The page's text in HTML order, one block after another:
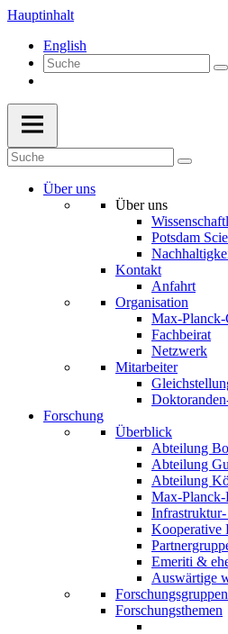
Hauptinhalt
English
Über uns
Über uns
Potsdam
Kontakt
Anfahrt
Organisation
Max-Planck-
Fachbeirat
Netzwerk
Mitarbeiter
Forschung
Überblick
Abteilung
Abteilung
Abteilung
Max-Planck-
Kooperative
Emeriti &
Auswärtige
Forschungsgruppen
Forschungsthemen